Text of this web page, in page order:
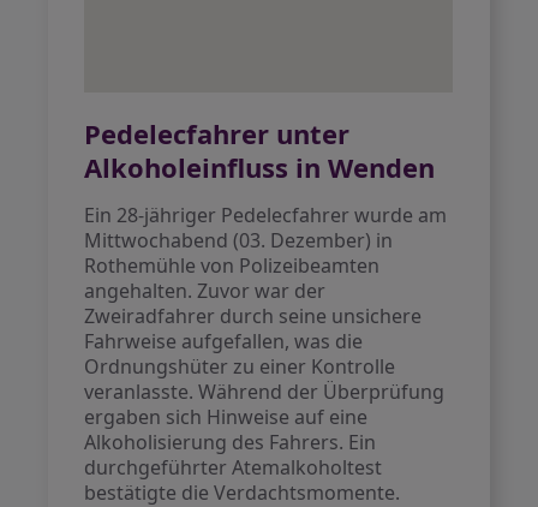
Pedelecfahrer unter
Alkoholeinfluss in Wenden
Ein 28-jähriger Pedelecfahrer wurde am
Mittwochabend (03. Dezember) in
Rothemühle von Polizeibeamten
angehalten. Zuvor war der
Zweiradfahrer durch seine unsichere
Fahrweise aufgefallen, was die
Ordnungshüter zu einer Kontrolle
veranlasste. Während der Überprüfung
ergaben sich Hinweise auf eine
Alkoholisierung des Fahrers. Ein
durchgeführter Atemalkoholtest
bestätigte die Verdachtsmomente.